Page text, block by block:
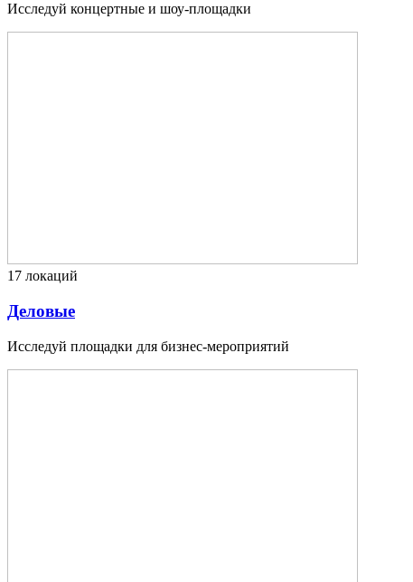
Исследуй концертные и шоу-площадки
17 локаций
Деловые
Исследуй площадки для бизнес-мероприятий